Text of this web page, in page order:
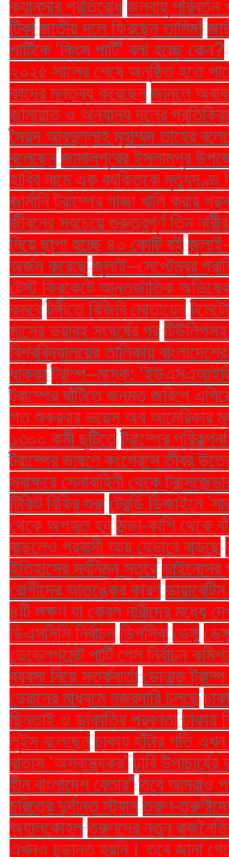
ক্যানসার প্রতিরোধ জলবায়ু পরিবর্তন
টিকা জাতীয় দলে ফিরছেন তামিম!
পার্টিকে ‘কিংস পার্টি’ বলা হচ্ছে কেন?
২০২৫ সালের শেষে অনুষ্ঠিত হতে
কাদের মন্তব্য করেছেন জানলে
জামায়াত ও অন্যান্য দলের
সৈয়দ আবদুল্লাহ মুহাম্মদ তাহের
বলেছেন জামালপুরের ইসলামপুর
হাবিব নামে এক ব্যক্তিকে মৃত্যুদণ্ড
জার্মানি ট্রাম্পের গাজা খালি করার
জীবনের সবচেয়ে গুরুত্বপূর্ণ তিন
নিয়ে ছাপা হচ্ছে ৪০ কোটি বই জুলাই-
অর্জন করেছে জুলাই–সেপ্টেম্বর
টেস্ট ক্রিকেটে আন্তর্জাতিক
কমবে টঙ্গীতে বিজিবি মোতায়েন
মাসের ভয়াবহ সংঘর্ষের পর
বিশ্ববিদ্যালয়ের তালিকায়
ধাক্কা ট্রাম্প–মাস্ক:
ট্রাম্পের ঘাঁটিতে জনমত জরিপে
গত শুক্রবার ভয়েস অব আমেরিকার মূল
১৩০০ কর্মী ছুটিতে ট্রাম্পের
ট্রাম্পের ভাষণে কংগ্রেসে তীব্র
স্বাক্ষরে সেনাবাহিনী থেকে
টিকিট বিক্রি শুরু ট্রেন্ডি ডিজাইনে
থেকে অপহৃত হন ঠান্ডা-কাশি থেকে
বাড়লেও প্রবাসী আয় যেভাবে বাড়ছে
ইতিহাসের সর্বনিম্ন স্তরে ডাইনোসর
রোগীদের আতঙ্কের কারণ
৪টি লক্ষণ যা কেবল নারীদের মধ্যে
ডিএসসিসি নির্বাচন ডিপসিক ডেঙ্গু
ডেভেলপমেন্ট পার্টি পেল নির্বাচন
ব্যবসা নিয়ে সতর্কবার্তা ডোনাল্ড
ড্রোনের মাধ্যমে নজরদারি চলছে
ছিনতাই ও ডাকাতির প্রবণতা ঢাকায়
লুইস বলেছেন ঢাকায় হাঁটার গতি
বাতাস ‘অস্বাস্থ্যকর’ ঢাবি
হীন বাংলাদেশ বেতার” তবে আমরাও
চরিত্রে দুর্দান্ত স্ট্যান তরুণ-
অ্যালকোহল তরুণদের নতুন
এখনও চূড়ান্ত হয়নি। তবে জানা